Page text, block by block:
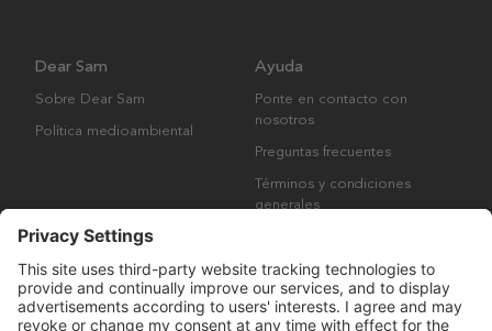
Dear Sam
Sobre Dear Sam
Política medioambiental
Ayuda
Ponte en contacto con
nosotros
Preguntas frecuentes
Términos y condiciones
generales
Derechos de autor © Many Brands AB 2023. Todos los derechos